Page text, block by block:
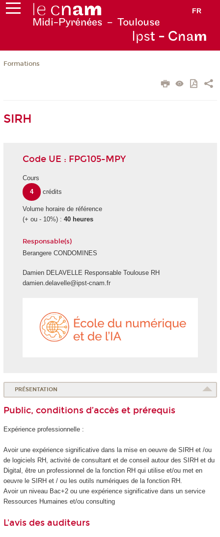
FR
Ipst - Cnam
Formations
SIRH
Code UE : FPG105-MPY
Cours
4
crédits
Volume horaire de référence
(+ ou - 10%) : 40 heures
Responsable(s)
Berangere CONDOMINES
Damien DELAVELLE Responsable Toulouse RH
damien.delavelle@ipst-cnam.fr
PRÉSENTATION
Public, conditions d’accès et prérequis
Expérience professionnelle :
Avoir une expérience significative dans la mise en oeuvre de SIRH et /ou
de logiciels RH, activité de consultant et de conseil autour des SIRH et du
Digital, être un professionnel de la fonction RH qui utilise et/ou met en
oeuvre le SIRH et / ou les outils numériques de la fonction RH.
Avoir un niveau Bac+2 ou une expérience significative dans un service
Ressources Humaines et/ou consulting
L'avis des auditeurs